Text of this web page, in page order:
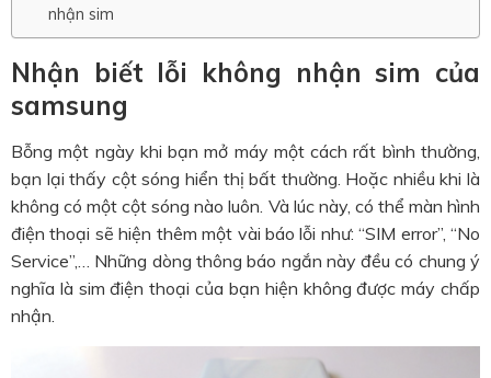
nhận sim
Nhận biết lỗi không nhận sim của
samsung
Bỗng một ngày khi bạn mở máy một cách rất bình thường,
bạn lại thấy cột sóng hiển thị bất thường. Hoặc nhiều khi là
không có một cột sóng nào luôn. Và lúc này, có thể màn hình
điện thoại sẽ hiện thêm một vài báo lỗi như: “SIM error”, “No
Service”,… Những dòng thông báo ngắn này đều có chung ý
nghĩa là sim điện thoại của bạn hiện không được máy chấp
nhận.